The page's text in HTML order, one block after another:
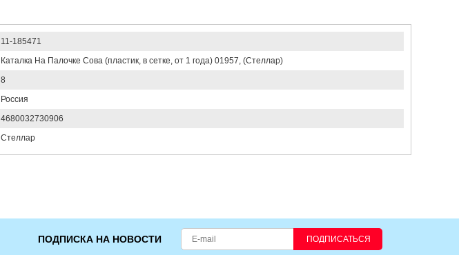
11-185471
Каталка На Палочке Сова (пластик, в сетке, от 1 года) 01957, (Стеллар)
8
Россия
4680032730906
Стеллар
ПОДПИСКА НА НОВОСТИ ПОДПИСАТЬСЯ